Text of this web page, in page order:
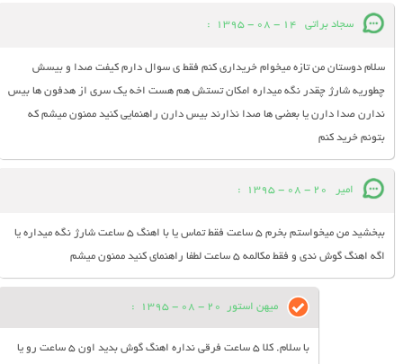
سجاد براتی 14 - 08 - 1395
:
سلام دوستان من تازه میخوام خریداری کنم فقط ی سوال دارم کیفت صدا و بیسش
چطوریه شارژ چقدر نگه میداره امکان تستش هم هست اخه یک سری از هدفون ها بیس
ندارن صدا دارن یا بعضی ها صدا نذارند بیس دارن راهنمایی کنید ممنون میشم که
بتونم خرید کنم
امیر 20 - 08 - 1395
:
ببخشید من میخواستم بخرم 5 ساعت فقط تماس یا با اهنگ 5 ساعت شارژ نگه میداره یا
اگه اهنگ گوش ندی و فقط مکالمه 5 ساعت لطفا راهنمای کنید ممنون میشم
میهن استور 20 - 08 - 1395
:
با سلام. کلا 5 ساعت فرقی نداره اهنگ گوش بدید اون 5 ساعت رو یا